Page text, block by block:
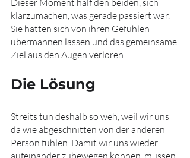
Dieser Moment half den beiden, sich
klarzumachen, was gerade passiert war.
Sie hatten sich von ihren Gefühlen
übermannen lassen und das gemeinsame
Ziel aus den Augen verloren.
Die Lösung
Streits tun deshalb so weh, weil wir uns
da wie abgeschnitten von der anderen
Person fühlen. Damit wir uns wieder